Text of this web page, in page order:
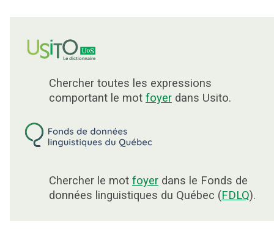
Chercher toutes les expressions
comportant le mot foyer dans Usito.
Chercher le mot foyer dans le Fonds de
données linguistiques du Québec (FDLQ).